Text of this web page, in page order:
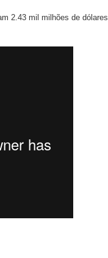
2.43 mil milhões de dólares